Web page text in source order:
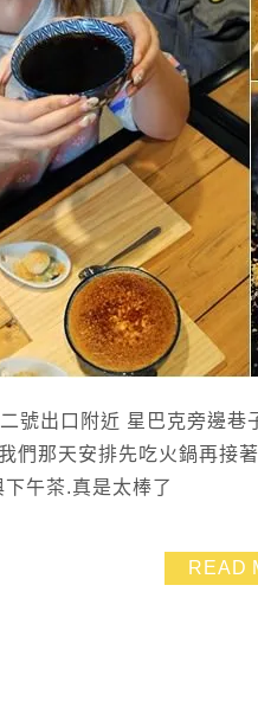
號出口附近 星巴克旁邊
們那天安排先吃火鍋再接
午茶.真是太棒了
READ